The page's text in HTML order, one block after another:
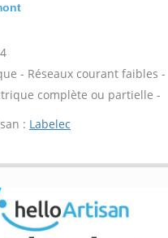
- Réseaux courant faibles -
complète ou partielle -
: Labelec